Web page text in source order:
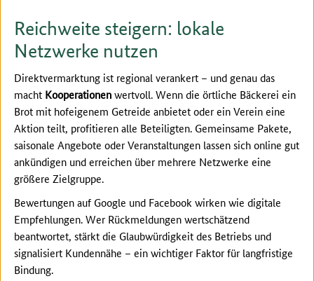
Reichweite steigern: lokale
Netzwerke nutzen
Direktvermarktung ist regional verankert – und genau das
macht Kooperationenwertvoll. Wenn die örtliche Bäckerei ein
Brot mit hofeigenem Getreide anbietet oder ein Verein eine
Aktion teilt, profitieren alle Beteiligten. Gemeinsame Pakete,
saisonale Angebote oder Veranstaltungen lassen sich online gut
ankündigen und erreichen über mehrere Netzwerke eine
größere Zielgruppe.
Bewertungen auf Google und Facebook wirken wie digitale
Empfehlungen. Wer Rückmeldungen wertschätzend
beantwortet, stärkt die Glaubwürdigkeit des Betriebs und
signalisiert Kundennähe – ein wichtiger Faktor für langfristige
Bindung.